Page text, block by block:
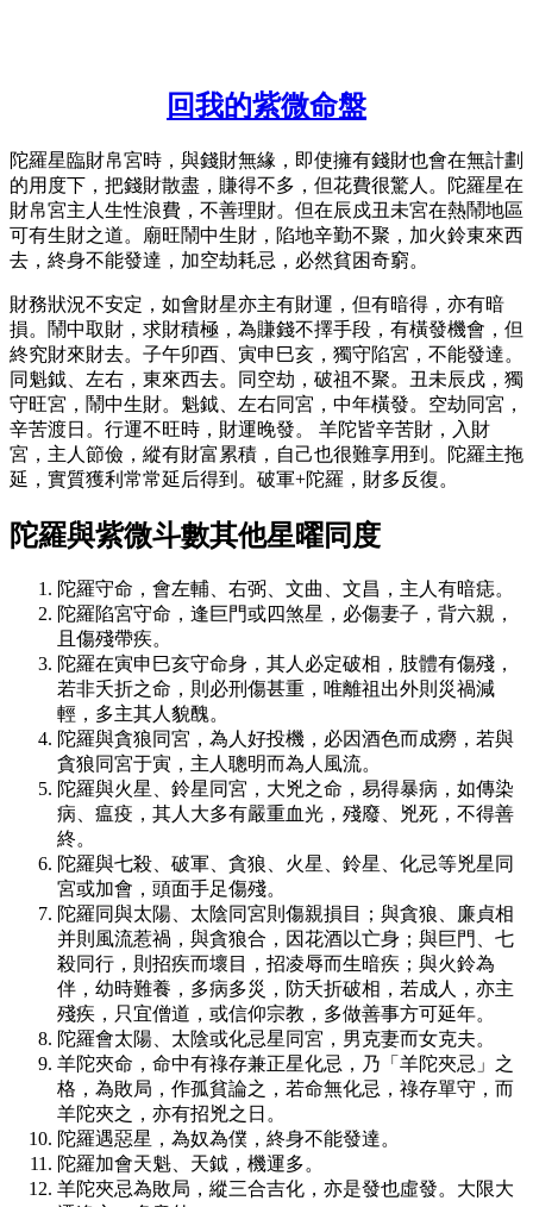
回我的紫微命盤
陀羅星臨財帛宮時，與錢財無緣，即使擁有錢財也會在無計劃
的用度下，把錢財散盡，賺得不多，但花費很驚人。陀羅星在
財帛宮主人生性浪費，不善理財。但在辰戍丑未宮在熱鬧地區
可有生財之道。廟旺鬧中生財，陷地辛勤不聚，加火鈴東來西
去，終身不能發達，加空劫耗忌，必然貧困奇窮。
財務狀況不安定，如會財星亦主有財運，但有暗得，亦有暗
損。鬧中取財，求財積極，為賺錢不擇手段，有橫發機會，但
終究財來財去。子午卯酉、寅申巳亥，獨守陷宮，不能發達。
同魁鉞、左右，東來西去。同空劫，破祖不聚。丑未辰戌，獨
守旺宮，鬧中生財。魁鉞、左右同宮，中年橫發。空劫同宮，
辛苦渡日。行運不旺時，財運晚發。 羊陀皆辛苦財，入財
宮，主人節儉，縱有財富累積，自己也很難享用到。陀羅主拖
延，實質獲利常常延后得到。破軍+陀羅，財多反復。
陀羅與紫微斗數其他星曜同度
陀羅守命，會左輔、右弼、文曲、文昌，主人有暗痣。
陀羅陷宮守命，逢巨門或四煞星，必傷妻子，背六親，
且傷殘帶疾。
陀羅在寅申巳亥守命身，其人必定破相，肢體有傷殘，
若非夭折之命，則必刑傷甚重，唯離祖出外則災禍減
輕，多主其人貌醜。
陀羅與貪狼同宮，為人好投機，必因酒色而成癆，若與
貪狼同宮于寅，主人聰明而為人風流。
陀羅與火星、鈴星同宮，大兇之命，易得暴病，如傳染
病、瘟疫，其人大多有嚴重血光，殘廢、兇死，不得善
終。
陀羅與七殺、破軍、貪狼、火星、鈴星、化忌等兇星同
宮或加會，頭面手足傷殘。
陀羅同與太陽、太陰同宮則傷親損目；與貪狼、廉貞相
并則風流惹禍，與貪狼合，因花酒以亡身；與巨門、七
殺同行，則招疾而壞目，招凌辱而生暗疾；與火鈴為
伴，幼時難養，多病多災，防夭折破相，若成人，亦主
殘疾，只宜僧道，或信仰宗教，多做善事方可延年。
陀羅會太陽、太陰或化忌星同宮，男克妻而女克夫。
羊陀夾命，命中有祿存兼正星化忌，乃「羊陀夾忌」之
格，為敗局，作孤貧論之，若命無化忌，祿存單守，而
羊陀夾之，亦有招兇之日。
陀羅遇惡星，為奴為僕，終身不能發達。
陀羅加會天魁、天鉞，機運多。
羊陀夾忌為敗局，縱三合吉化，亦是發也虛發。大限大